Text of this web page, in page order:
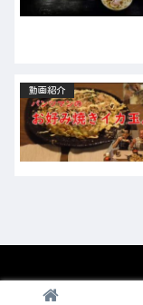
動画紹介